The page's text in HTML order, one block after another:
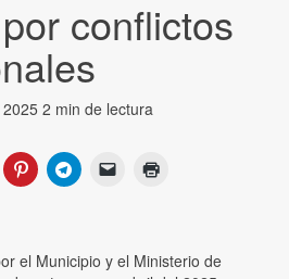
conflictos
2 min de lectura
el Municipio y el Ministerio de